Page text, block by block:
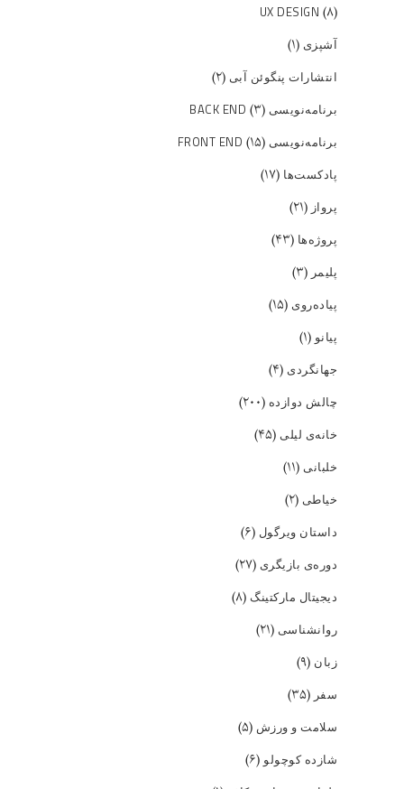
UX DESIGN (۸)
آشپزی (۱)
انتشارات پنگوئن آبی (۲)
برنامه‌نویسی BACK END (۳)
برنامه‌نویسی FRONT END (۱۵)
پادکست‌ها (۱۷)
پرواز (۲۱)
پروژه‌ها (۴۳)
پلیمر (۳)
پیاده‌روی (۱۵)
پیانو(۱)
جهانگردی (۴)
چالش دوازده (۲۰۰)
خانه‌ی لیلی (۴۵)
خلبانی (۱۱)
خیاطی (۲)
داستان ویرگول (۶)
دوره‌ی بازیگری (۲۷)
دیجیتال مارکتینگ (۸)
روانشناسی (۲۱)
زبان (۹)
سفر (۳۵)
سلامت و ورزش (۵)
شازده کوچولو(۶)